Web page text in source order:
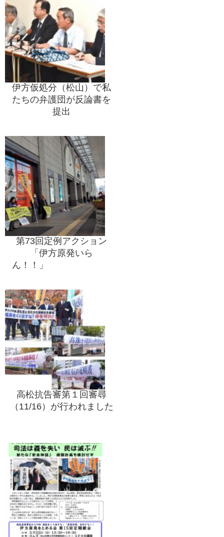
伊方仮処分（松山）で私
たちの弁護団が反論書を
提出
第73回定例アクション
「伊方原発いら
ん！！」
差止訴訟の勝利に向け
て 四国4県一斉宣伝行動
の一環として！
高松抗告審第１回審尋
（11/16）が行われました